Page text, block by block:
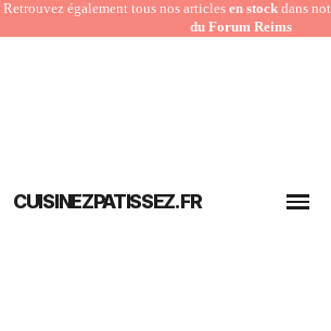
Retrouvez également tous nos articles en stock dans
du Forum Reims
CUISINEZPATISSEZ.FR